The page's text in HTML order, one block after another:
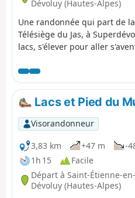
Dévoluy (Hautes-Alpes)
Une randonnée qui part de
Télésiège du Jas, à
lacs, s'élever pour aller
chourums sont présents sur
flore sauvages présentes....
Dévoluy, la montagne de
a pas de chemin tracé dans
peut fatiguer les petites
Lacs et Pied du
Visorandonneur
3,83 km
+47 m
-
1h 15
Facile
Départ à Saint-Étienne-en-
Dévoluy (Hautes-Alpes)